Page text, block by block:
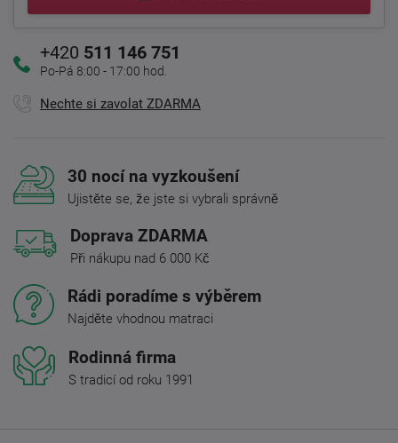
+420 511 146 751
Po-Pá 8:00 - 17:00 hod.
Nechte si zavolat ZDARMA
30 nocí na vyzkoušení
Ujistěte se, že jste si vybrali správně
Doprava ZDARMA
Při nákupu nad 6 000 Kč
Rádi poradíme s výběrem
Najděte vhodnou matraci
Rodinná firma
S tradicí od roku 1991